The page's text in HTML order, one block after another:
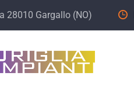
28010 Gargallo (NO)